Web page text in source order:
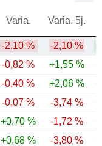
Varia. Varia. 5j.
-2,10 % -2,10 %
-0,82 % +1,55 %
-0,40 % +2,06 %
-0,07 % -3,74 %
+0,70 % -1,72 %
+0,68 % -3,80 %